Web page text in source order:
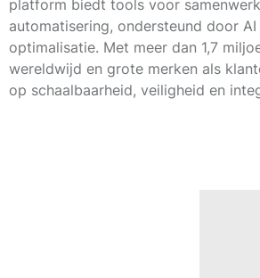
platform biedt tools voor
automatisering, ondersteund door
optimalisatie. Met meer dan 1,7
wereldwijd en grote merken als
op schaalbaarheid, veiligheid en